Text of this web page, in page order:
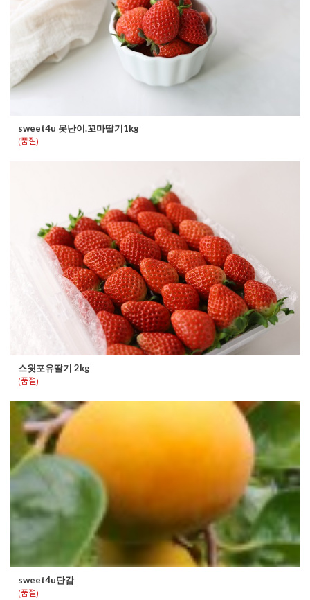
sweet4u 못난이.꼬마딸기1kg
(품절)
스윗포유딸기 2kg
(품절)
sweet4u단감
(품절)